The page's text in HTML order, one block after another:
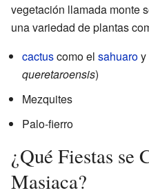
vegetación llamada monte
una variedad de plantas
cactuscomo el sahuaroy
queretaroensis)
Mezquites
Palo-fierro
¿Qué Fiestas se
Masiaca?